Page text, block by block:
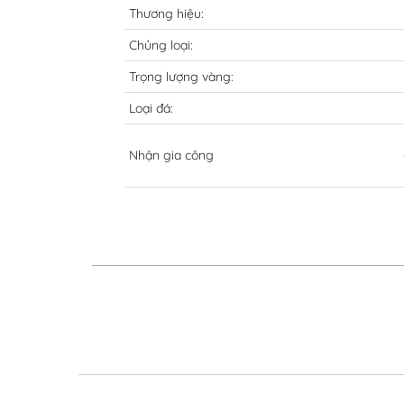
Thương hiệu:
Chủng loại:
Trọng lượng vàng:
Loại đá:
Nhận gia công